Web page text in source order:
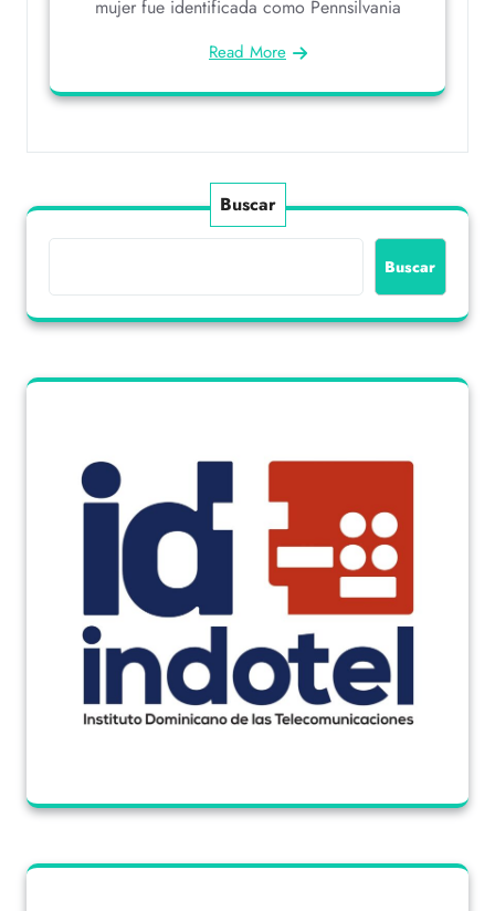
mujer fue identificada como Pennsilvania
Read More
Buscar
Buscar